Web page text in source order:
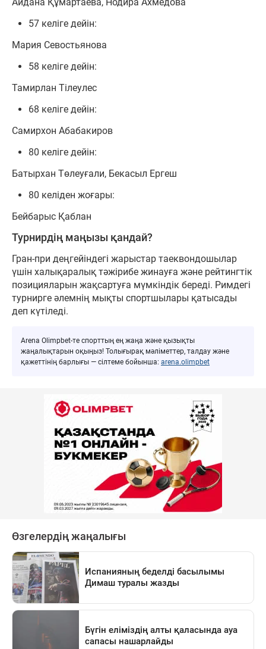
57 келіге дейін:
Мария Севостьянова
58 келіге дейін:
Тамирлан Тілеулес
68 келіге дейін:
Самирхон Абабакиров
80 келіге дейін:
Батырхан Төлеуғали, Бекасыл Ергеш
80 келіден жоғары:
Бейбарыс Қаблан
Турнирдің маңызы қандай?
Гран-при деңгейіндегі жарыстар таеквондошылар
үшін халықаралық тәжірибе жинауға және рейтингтік
позицияларын жақсартуға мүмкіндік береді. Римдегі
турнирге әлемнің мықты спортшылары қатысады
деп күтіледі.
Arena Olimpbet-те спорттың ең жаңа және қызықты
жаңалықтарын оқыңыз! Толығырақ мәліметтер, талдау және
қажеттінің барлығы — сілтеме бойынша: arena.olimpbet